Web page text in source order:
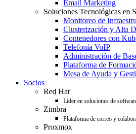
Email Marketing
Soluciones Tecnológicas en
Monitoreo de
Clusterización y Alta
Contenedores con
Telefonía VoIP
Administración de
Plataforma de
Mesa de Ayuda y
Socios
Red Hat
Líder en soluciones de
Zimbra
Plataforma de correo y
Proxmox